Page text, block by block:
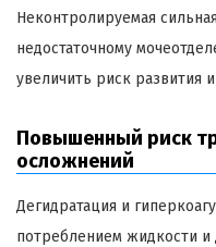
Неконтролируемая
недостаточному
увеличить риск развития
Повышенный риск
осложнений
Дегидратация и
потреблением жидкости